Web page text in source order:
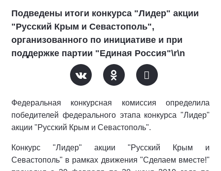
Подведены итоги конкурса "Лидер" акции
"Русский Крым и Севастополь",
организованного по инициативе и при
поддержке партии "Единая Россия"\r\n
Федеральная конкурсная комиссия определила
победителей федерального этапа конкурса "Лидер"
акции "Русский Крым и Севастополь".
Конкурс "Лидер" акции "Русский Крым и
Севастополь" в рамках движения "Сделаем вместе!"